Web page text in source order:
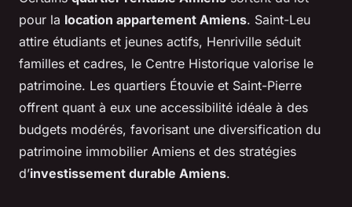
pour la location appartement Amiens. Saint-Leu
attire étudiants et jeunes actifs, Henriville séduit
familles et cadres, le Centre Historique valorise le
patrimoine. Les quartiers Étouvie et Saint-Pierre
offrent quant à eux une accessibilité idéale à des
budgets modérés, favorisant une diversification du
patrimoine immobilier Amiens et des stratégies
d’investissement durable Amiens.